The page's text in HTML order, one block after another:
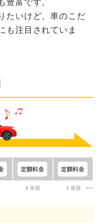
豊富です。
たいけど、車のこだ
も注目されていま